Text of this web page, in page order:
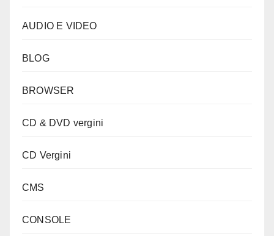
AUDIO E VIDEO
BLOG
BROWSER
CD & DVD vergini
CD Vergini
CMS
CONSOLE